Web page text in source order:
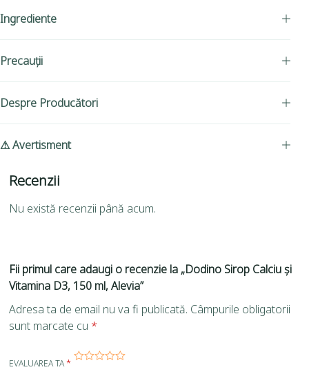
Ingrediente
Precauții
Despre Producători
⚠ Avertisment
Recenzii
Nu există recenzii până acum.
Fii primul care adaugi o recenzie la „Dodino Sirop Calciu și
Vitamina D3, 150 ml, Alevia”
Adresa ta de email nu va fi publicată. Câmpurile obligatorii
sunt marcate cu *
EVALUAREA TA*